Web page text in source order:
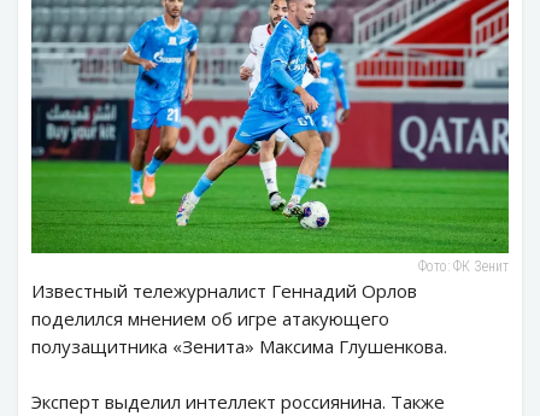
Фото: ФК Зенит
Известный тележурналист Геннадий Орлов
поделился мнением об игре атакующего
полузащитника «Зенита» Максима Глушенкова.
Эксперт выделил интеллект россиянина. Также